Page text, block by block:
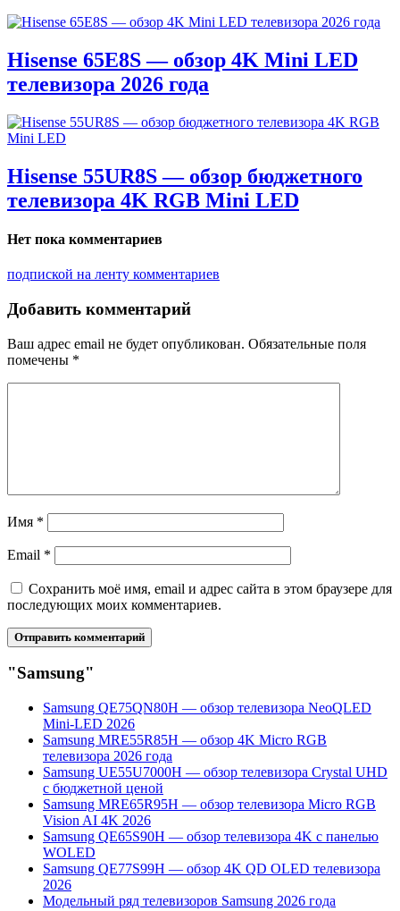
Hisense 65E8S — обзор 4K Mini LED
телевизора 2026 года
Hisense 55UR8S — обзор бюджетного
телевизора 4K RGB Mini LED
Нет пока комментариев
подпиской на ленту комментариев
Добавить комментарий
Ваш адрес email не будет опубликован. Обязательные поля
помечены *
Имя *
Email *
Сохранить моё имя, email и адрес сайта в этом браузере для
последующих моих комментариев.
"Samsung"
Samsung QE75QN80H — обзор телевизора NeoQLED
Mini-LED 2026
Samsung MRE55R85H — обзор 4K Micro RGB
телевизора 2026 года
Samsung UE55U7000H — обзор телевизора Crystal UHD
с бюджетной ценой
Samsung MRE65R95H — обзор телевизора Micro RGB
Vision AI 4K 2026
Samsung QE65S90H — обзор телевизора 4K с панелью
WOLED
Samsung QE77S99H — обзор 4K QD OLED телевизора
2026
Модельный ряд телевизоров Samsung 2026 года